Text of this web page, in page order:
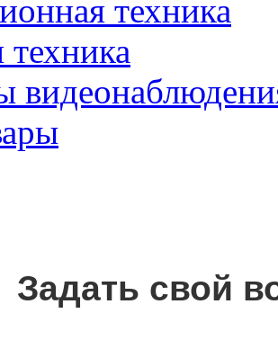
техника
техника
Задать свой